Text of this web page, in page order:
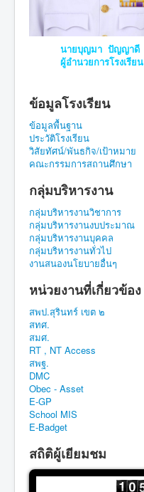
นายบุญมา ปัญญาดี
ผู้อำนวยการโรงเรียน
ข้อมูลโรงเรียน
ข้อมูลพื้นฐาน
ประวัติโรงเรียน
วิสัยทัศน์/พันธกิจ/เป้าหมาย
คณะกรรมการสถานศึกษา
กลุ่มบริหารงาน
กลุ่มบริหารงานวิชาการ
กลุ่มบริหารงานงบประมาณ
กลุ่มบริหารงานบุคคล
กลุ่มบริหารงานทั่วไป
งานสนองนโยบายอื่นๆ
หน่วยงานที่เกี่ยวข้อง
สพป.สุรินทร์ เขต ๒
สทศ.
สมศ.
RT , NT Access
สพฐ.
DMC
Obec - Asset
E-GP
School MIS
E-Badget
สถิติผู้เยียมชม